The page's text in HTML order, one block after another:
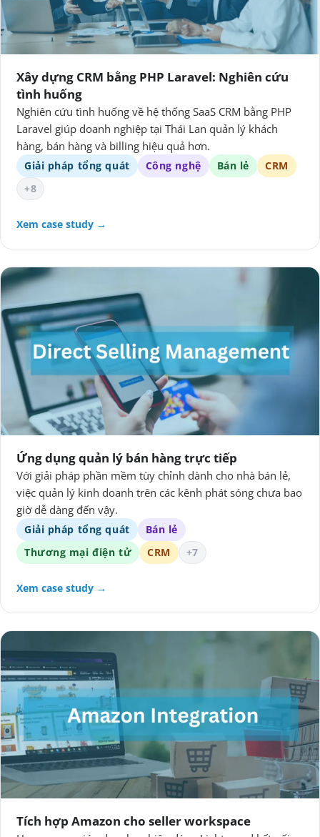
Xây dựng CRM bằng PHP Laravel: Nghiên cứu
tình huống
Nghiên cứu tình huống về hệ thống SaaS CRM bằng PHP
Laravel giúp doanh nghiệp tại Thái Lan quản lý khách
hàng, bán hàng và billing hiệu quả hơn.
Giải pháp tổng quát Công nghệ Bán lẻ
CRM
+8
Xem case study →
Ứng dụng quản lý bán hàng trực tiếp
Với giải pháp phần mềm tùy chỉnh dành cho nhà bán lẻ,
việc quản lý kinh doanh trên các kênh phát sóng chưa bao
giờ dễ dàng đến vậy.
Giải pháp tổng quát
Bán lẻ
Thương mại điện tử
CRM +7
Xem case study →
Tích hợp Amazon cho seller workspace